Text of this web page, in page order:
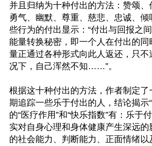
并且归纳为十种付出的方法：赞颂、
勇气、幽默、尊重、慈悲、忠诚、
些行为的付出显示：“付出与回报之
能量转换秘密，即一个人在付出的同
量正通过各种形式向此人返还，只不
况下，自己浑然不知……”。
根据这十种付出的方法，作者制定了
期追踪一些乐于付出的人，结论揭示
的“医疗作用”和“快乐指数”有：乐于
实对自身心理和身体健康产生深远的
的社会能力、判断能力、正面情绪以